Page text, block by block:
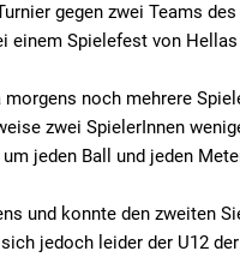
gegen zwei Teams
einem Spielefest von
noch mehrere
zwei SpielerInnen
jeden Ball und jeden
und konnte den zweiten
jedoch leider der U12